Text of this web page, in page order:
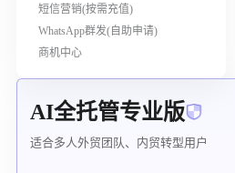
短信营销(按需充值)
WhatsApp群发(自助申请)
商机中心
AI全托管专业版
适合多人外贸团队、内贸转型用户